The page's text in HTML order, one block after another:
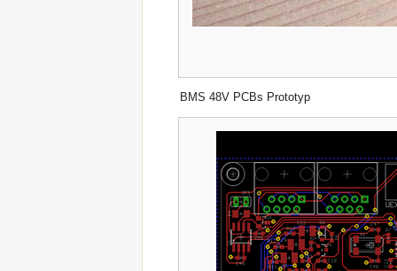
BMS 48V PCBs Prototyp